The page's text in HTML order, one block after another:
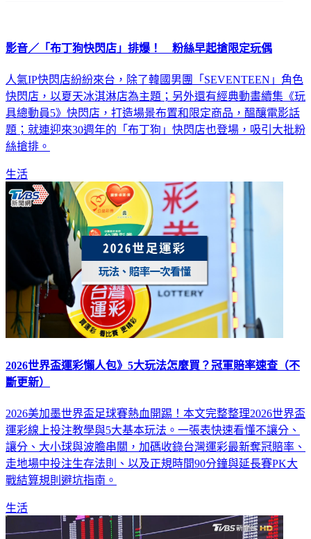
影音／「布丁狗快閃店」排爆！ 粉絲早起搶限定玩偶
人氣IP快閃店紛紛來台，除了韓國男團「SEVENTEEN」角色
快閃店，以夏天冰淇淋店為主題；另外還有經典動畫續集《玩
具總動員5》快閃店，打造場景布置和限定商品，醞釀電影話
題；就連迎來30週年的「布丁狗」快閃店也登場，吸引大批粉
絲搶排。
生活
2026世界盃運彩懶人包》5大玩法怎麼買？冠軍賠率速查（不
斷更新）
2026美加墨世界盃足球賽熱血開踢！本文完整整理2026世界盃
運彩線上投注教學與5大基本玩法。一張表快速看懂不讓分、
讓分、大小球與波膽串關，加碼收錄台灣運彩最新奪冠賠率、
走地場中投注生存法則、以及正規時間90分鐘與延長賽PK大
戰結算規則避坑指南。
生活